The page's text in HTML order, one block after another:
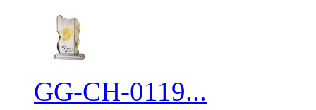
GG-CH-0119...